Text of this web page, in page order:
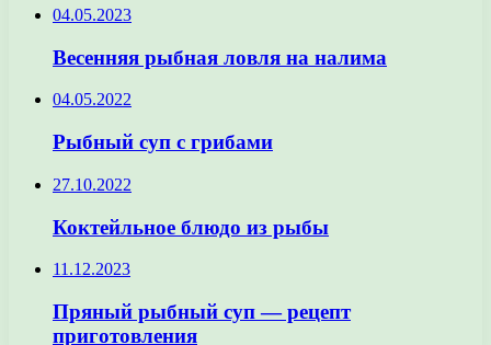
04.05.2023
Весенняя рыбная ловля на налима
04.05.2022
Рыбный суп с грибами
27.10.2022
Коктейльное блюдо из рыбы
11.12.2023
Пряный рыбный суп — рецепт
приготовления